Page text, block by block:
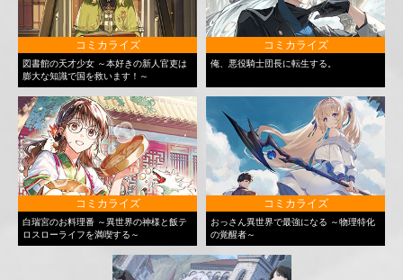
コミカライズ
図書館の天才少女 ～本好きの新人官吏は
膨大な知識で国を救います！～
コミカライズ
俺、悪役騎士団長に転生する。
コミカライズ
白瑞宮のお料理番 ～異世界の神様と飯テ
ロスローライフを満喫する～
コミカライズ
おっさん異世界で最強になる ～物理特化
の覚醒者～